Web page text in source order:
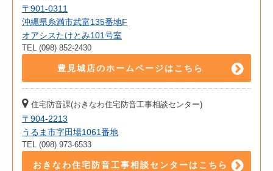
〒901-0311
沖縄県糸満市武富135番地F
オアシスたけとみ101号室
TEL (098) 852-2430
豊見城店のホームページはこちら
住宅防音課(おきなわ住宅防音工事相談センター)
〒904-2213
うるま市字田場1061番地
TEL (098) 973-6533
おきなわ住宅防音工事相談センターはこちら